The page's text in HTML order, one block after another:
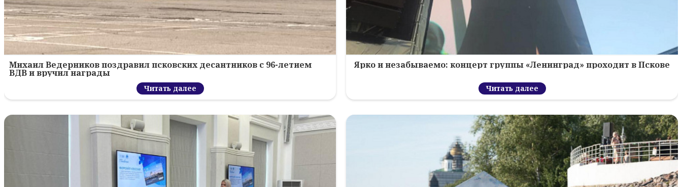
Михаил Ведерников поздравил псковских десантников с 96-летием
ВДВ и вручил награды
Читать далее
Ярко и незабываемо: концерт группы «Ленинград» проходит в Пскове
Читать далее